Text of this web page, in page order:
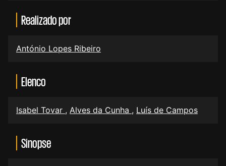
Realizado por
António Lopes Ribeiro
Elenco
Isabel Tovar , Alves da Cunha , Luís de Campos
Sinopse